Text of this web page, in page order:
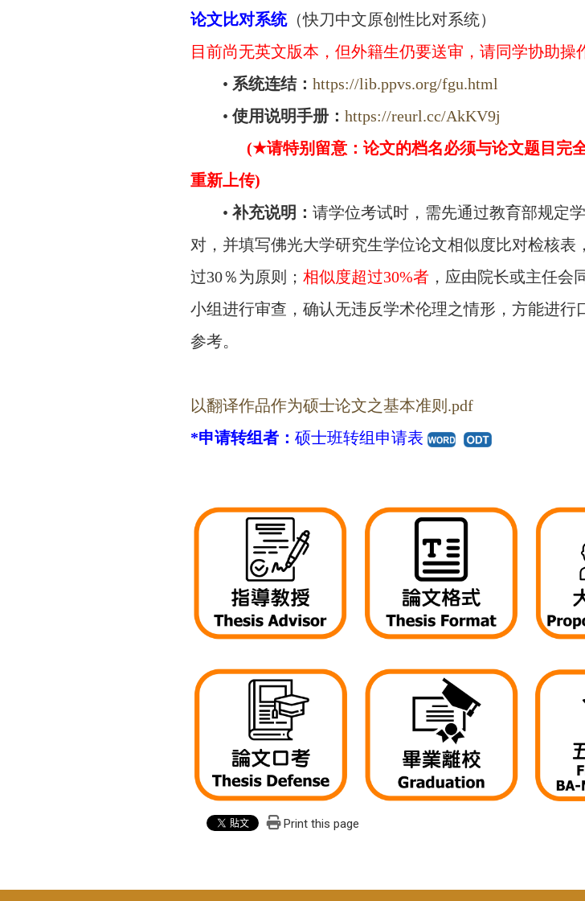
论文比对系统（快刀中文原创性比对系统）
目前尚无英文版本，但外籍生仍要送审，请同学协助操
• 系统连结： https://lib.ppvs.org/fgu.html
• 使用说明手册： https://reurl.cc/AkKV9j
(★请特别留意：论文的档名必须与论文题目完全
重新上传)
• 补充说明： 请学位考试时，需先通过教育部规定
对，并填写佛光大学研究生学位论文相似度比对检核
过30％为原则； 相似度超过30%者，应由院长或主任会
小组进行审查，确认无违反学术伦理之情形，方能进
参考。
以翻译作品作为硕士论文之基本准则.pdf
*申请转组者： 硕士班转组申请表
Print this page